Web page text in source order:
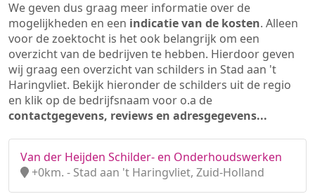
We geven dus graag meer informatie over de
mogelijkheden en een indicatie van de kosten. Alleen
voor de zoektocht is het ook belangrijk om een
overzicht van de bedrijven te hebben. Hierdoor geven
wij graag een overzicht van schilders in Stad aan 't
Haringvliet. Bekijk hieronder de schilders uit de regio
en klik op de bedrijfsnaam voor o.a de
contactgegevens, reviews en adresgegevens...
Van der Heijden Schilder- en Onderhoudswerken
+0km. - Stad aan 't Haringvliet, Zuid-Holland